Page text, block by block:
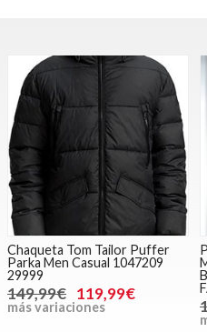
Chaqueta Tom Tailor Puffer
Parka Men Casual 1047209
29999
149,99€ 119,99€
más variaciones